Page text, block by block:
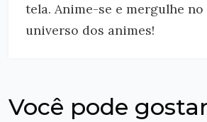
tela. Anime-se e mergulhe
universo dos animes!
Você pode gostar